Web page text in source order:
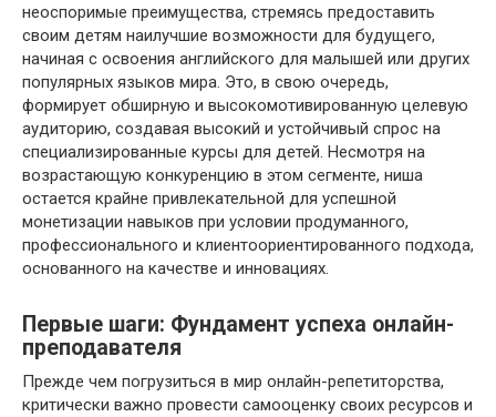
неоспоримые преимущества, стремясь предоставить
своим детям наилучшие возможности для будущего,
начиная с освоения английского для малышей или других
популярных языков мира. Это, в свою очередь,
формирует обширную и высокомотивированную целевую
аудиторию, создавая высокий и устойчивый спрос на
специализированные курсы для детей. Несмотря на
возрастающую конкуренцию в этом сегменте, ниша
остается крайне привлекательной для успешной
монетизации навыков при условии продуманного,
профессионального и клиентоориентированного подхода,
основанного на качестве и инновациях.
Первые шаги: Фундамент успеха онлайн-
преподавателя
Прежде чем погрузиться в мир онлайн-репетиторства,
критически важно провести самооценку своих ресурсов и